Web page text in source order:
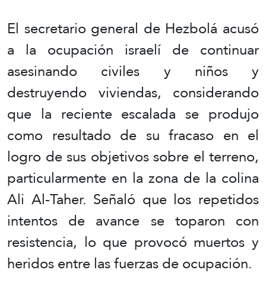
El secretario general de Hezbolá acusó
a la ocupación israelí de continuar
asesinando civiles y niños y
destruyendo viviendas, considerando
que la reciente escalada se produjo
como resultado de su fracaso en el
logro de sus objetivos sobre el terreno,
particularmente en la zona de la colina
Ali Al-Taher. Señaló que los repetidos
intentos de avance se toparon con
resistencia, lo que provocó muertos y
heridos entre las fuerzas de ocupación.